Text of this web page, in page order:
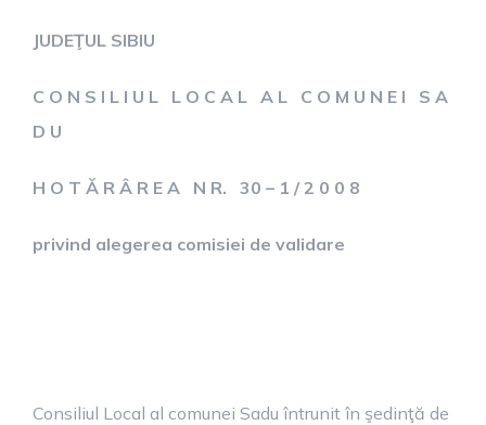
JUDEŢUL SIBIU
C O N S I L I U L L O C A L A L C O M U N E I S A
D U
H O T Ă R Â R E A N R. 30 – 1 / 2 0 0 8
privind alegerea comisiei de validare
Consiliul Local al comunei Sadu întrunit în şedinţă de